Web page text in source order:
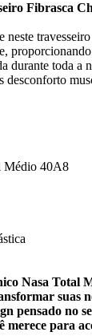
Fibrasca
durante toda a
desconforto
Médio 40A8
Nasa Total
suas
pensado no
merece para